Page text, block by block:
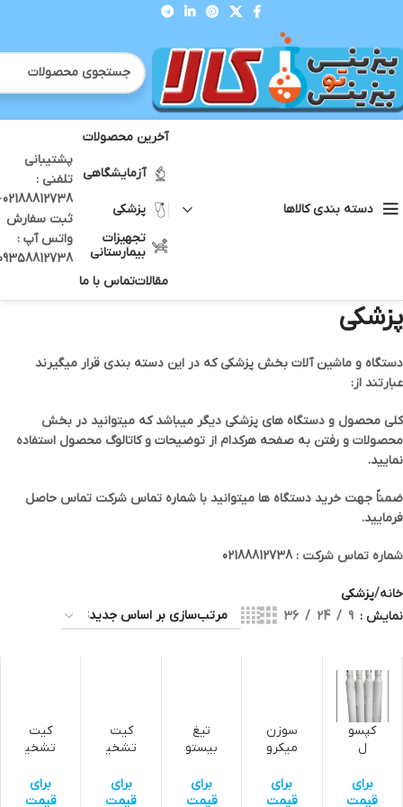
دسته بندی کالاها
آخرین محصولات
آزمایشگاهی
پزشکی
تجهیزات
بیمارستانی
مقالاتتماس با ما
پشتیبانی
تلفنی :
-
ثبت سفارش
واتس آپ :
پزشکی
دستگاه و ماشین آلات بخش پزشکی که در این دسته بندی قرار میگیرند
عبارتند از:
کلی محصول و دستگاه های پزشکی دیگر میباشد که میتوانید در بخش
محصولات و رفتن به صفحه هرکدام از توضیحات و کاتالوگ محصول استفاده
نمایید.
ضمناً جهت خرید دستگاه ها میتوانید با شماره تماس شرکت تماس حاصل
فرمایید.
شماره تماس شرکت : 02188812738
خانه پزشکی
نمایش
9
24
36
کپسو
ل
ن
برای
قیمت
سوزن
میکرو
برای
قیمت
تیغ
بیستو
برای
قیمت
کیت
تشخی
عامل
بیمار
برای
قیمت
کیت
تشخی
ویرو
س
برای
قیمت